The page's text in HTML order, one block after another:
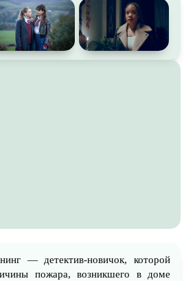
В ожидании
— детектив-новичок, которой
пожара, возникшего в доме